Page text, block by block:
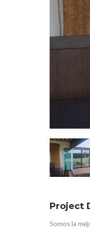
Project
Somos la